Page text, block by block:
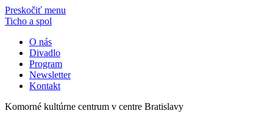
Preskočiť menu
Ticho a spol
O nás
Divadlo
Program
Newsletter
Kontakt
Komorné kultúrne centrum v centre Bratislavy